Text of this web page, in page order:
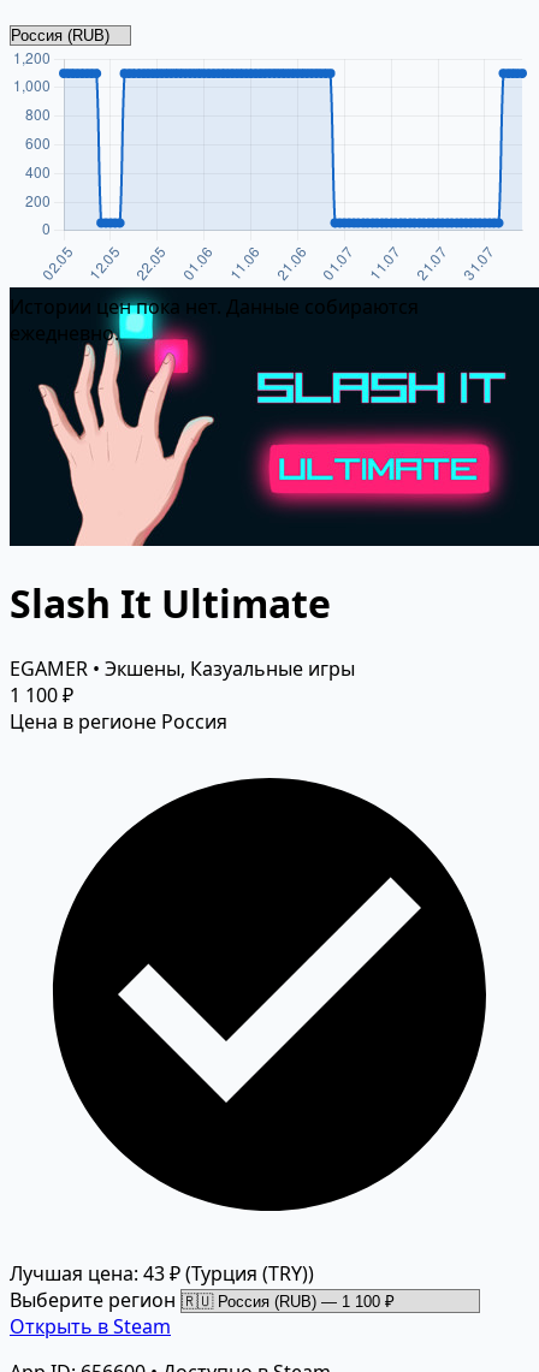
Истории цен пока нет. Данные собираются
ежедневно.
Slash It Ultimate
EGAMER • Экшены, Казуальные игры
1 100 ₽
Цена в регионе Россия
Лучшая цена: 43 ₽(Турция (TRY))
Выберите регион
Открыть в Steam